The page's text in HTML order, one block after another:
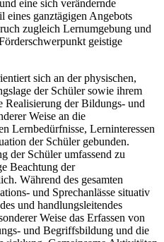
eine sich verändernde
eines ganztägigen Angebots
zugleich Lernumgebung und
geistige
sich an der physischen,
der Schüler sowie ihrem
der Bildungs- und
Weise an die
Lernbedürfnisse, Lerninteressen
der Schüler gebunden.
der Schüler umfassend zu
Beachtung der
Während des gesamten
und Sprechanlässe situativ
und handlungsleitendes
Weise das Erfassen von
und Begriffsbildung und die